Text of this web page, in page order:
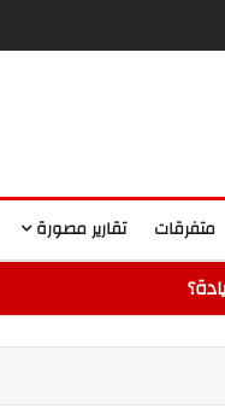
تقارير مصورة متفرقات